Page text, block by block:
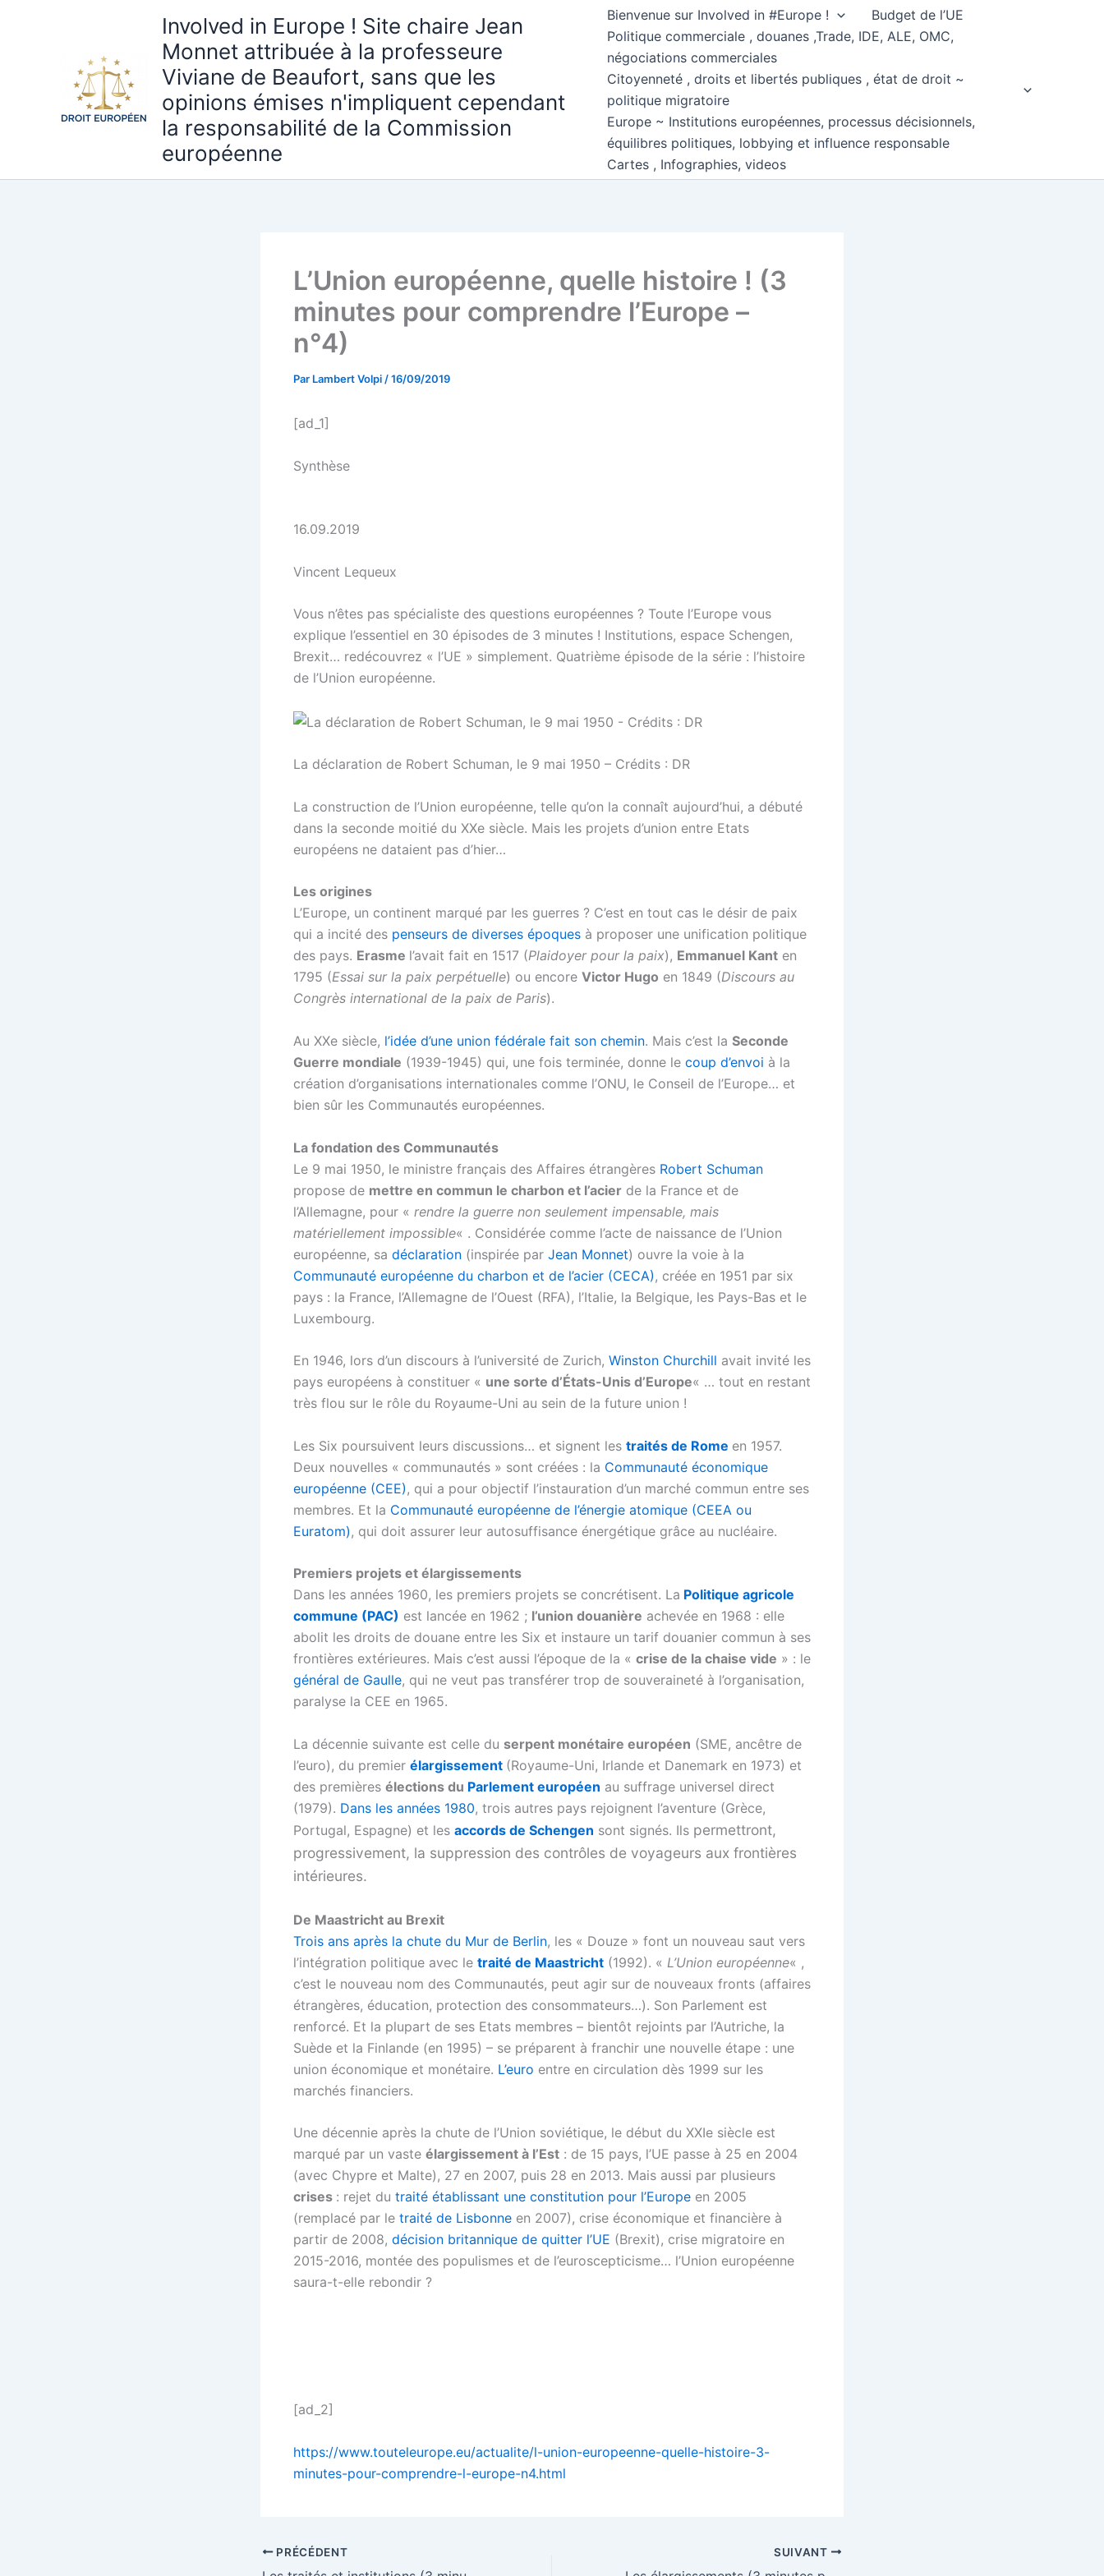
Involved in Europe ! Site chaire Jean
Monnet attribuée à la professeure
Viviane de Beaufort, sans que les
opinions émises n'impliquent cependant
la responsabilité de la Commission
européenne
Bienvenue sur Involved in #Europe !
Budget de l’UE
Politique commerciale , douanes ,Trade, IDE, ALE, OMC,
négociations commerciales
Citoyenneté , droits et libertés publiques , état de droit ~
politique migratoire
Europe ~ Institutions européennes, processus décisionnels,
équilibres politiques, lobbying et influence responsable
Cartes , Infographies, videos
L’Union européenne, quelle histoire ! (3
minutes pour comprendre l’Europe –
n°4)
Par Lambert Volpi /16/09/2019
[ad_1]
Synthèse
16.09.2019
Vincent Lequeux
Vous n’êtes pas spécialiste des questions européennes ? Toute l’Europe vous
explique l’essentiel en 30 épisodes de 3 minutes ! Institutions, espace Schengen,
Brexit… redécouvrez « l’UE » simplement. Quatrième épisode de la série : l’histoire
de l’Union européenne.
La déclaration de Robert Schuman, le 9 mai 1950 – Crédits : DR
La construction de l’Union européenne, telle qu’on la connaît aujourd’hui, a débuté
dans la seconde moitié du XXe siècle. Mais les projets d’union entre Etats
européens ne dataient pas d’hier…
Les origines
L’Europe, un continent marqué par les guerres ? C’est en tout cas le désir de paix
qui a incité des penseurs de diverses époques à proposer une unification politique
des pays. Erasme l’avait fait en 1517 (Plaidoyer pour la paix), Emmanuel Kant en
1795 (Essai sur la paix perpétuelle) ou encore Victor Hugo en 1849 (Discours au
Congrès international de la paix de Paris).
Au XXe siècle, l’idée d’une union fédérale fait son chemin. Mais c’est la Seconde
Guerre mondiale (1939-1945) qui, une fois terminée, donne le coup d’envoi à la
création d’organisations internationales comme l’ONU, le Conseil de l’Europe… et
bien sûr les Communautés européennes.
La fondation des Communautés
Le 9 mai 1950, le ministre français des Affaires étrangères Robert Schuman
propose de mettre en commun le charbon et l’acier de la France et de
l’Allemagne, pour « rendre la guerre non seulement impensable, mais
matériellement impossible« . Considérée comme l’acte de naissance de l’Union
européenne, sa déclaration (inspirée par Jean Monnet) ouvre la voie à la
Communauté européenne du charbon et de l’acier (CECA) , créée en 1951 par six
pays : la France, l’Allemagne de l’Ouest (RFA), l’Italie, la Belgique, les Pays-Bas et le
Luxembourg.
En 1946, lors d’un discours à l’université de Zurich, Winston Churchill avait invité les
pays européens à constituer « une sorte d’États-Unis d’Europe« … tout en restant
très flou sur le rôle du Royaume-Uni au sein de la future union !
Les Six poursuivent leurs discussions… et signent les traités de Rome en 1957.
Deux nouvelles « communautés » sont créées : la Communauté économique
européenne (CEE) , qui a pour objectif l’instauration d’un marché commun entre ses
membres. Et la Communauté européenne de l’énergie atomique (CEEA ou
Euratom) , qui doit assurer leur autosuffisance énergétique grâce au nucléaire.
Premiers projets et élargissements
Dans les années 1960, les premiers projets se concrétisent. La Politique agricole
commune (PAC) est lancée en 1962 ; l’union douanière achevée en 1968 : elle
abolit les droits de douane entre les Six et instaure un tarif douanier commun à ses
frontières extérieures. Mais c’est aussi l’époque de la « crise de la chaise vide » : le
général de Gaulle, qui ne veut pas transférer trop de souveraineté à l’organisation,
paralyse la CEE en 1965.
La décennie suivante est celle du serpent monétaire européen (SME, ancêtre de
l’euro), du premier élargissement (Royaume-Uni, Irlande et Danemark en 1973) et
des premières élections du Parlement européen au suffrage universel direct
(1979). Dans les années 1980, trois autres pays rejoignent l’aventure (Grèce,
Portugal, Espagne) et les accords de Schengen sont signés. Ils permettront,
progressivement, la suppression des contrôles de voyageurs aux frontières
intérieures.
De Maastricht au Brexit
Trois ans après la chute du Mur de Berlin, les « Douze » font un nouveau saut vers
l’intégration politique avec le traité de Maastricht (1992). « L’Union européenne« ,
c’est le nouveau nom des Communautés, peut agir sur de nouveaux fronts (affaires
étrangères, éducation, protection des consommateurs…). Son Parlement est
renforcé. Et la plupart de ses Etats membres – bientôt rejoints par l’Autriche, la
Suède et la Finlande (en 1995) – se préparent à franchir une nouvelle étape : une
union économique et monétaire. L’euro entre en circulation dès 1999 sur les
marchés financiers.
Une décennie après la chute de l’Union soviétique, le début du XXIe siècle est
marqué par un vaste élargissement à l’Est : de 15 pays, l’UE passe à 25 en 2004
(avec Chypre et Malte), 27 en 2007, puis 28 en 2013. Mais aussi par plusieurs
crises : rejet du traité établissant une constitution pour l’Europe en 2005
(remplacé par le traité de Lisbonne en 2007), crise économique et financière à
partir de 2008, décision britannique de quitter l’UE (Brexit), crise migratoire en
2015-2016, montée des populismes et de l’euroscepticisme… l’Union européenne
saura-t-elle rebondir ?
[ad_2]
https://www.touteleurope.eu/actualite/l-union-europeenne-quelle-histoire-3-
minutes-pour-comprendre-l-europe-n4.html
PRÉCÉDENT SUIVANT